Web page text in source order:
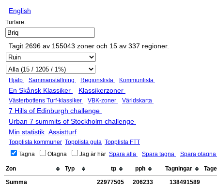
English
Turfare:
Tagit 2696 av 155043 zoner och 15 av 337 regioner.
Hjälp Sammanställning Regionslista Kommunlista
En Skånsk Klassiker Klassikerzoner
Västerbottens Turf-klassiker VBK-zoner Världskarta
7 Hills of Edinburgh challenge
Urban 7 summits of Stockholm challenge
Min statistik Assistturf
Topplista kommuner Topplista gula Topplista FTT
Tagna
Otagna Jag är här Spara alla Spara tagna Spara otagna
Zon Typ tp pph Tagningar
Summa
22977505 206233
138491589